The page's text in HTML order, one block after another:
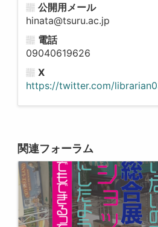
公開用メール
hinata@tsuru.ac.jp
電話
09040619626
X
https://twitter.com/
関連フォーラム